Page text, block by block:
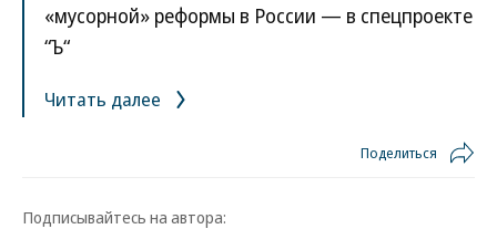
«мусорной» реформы в России — в спецпроекте
“Ъ“
Читать далее
Поделиться
Подписывайтесь на автора: